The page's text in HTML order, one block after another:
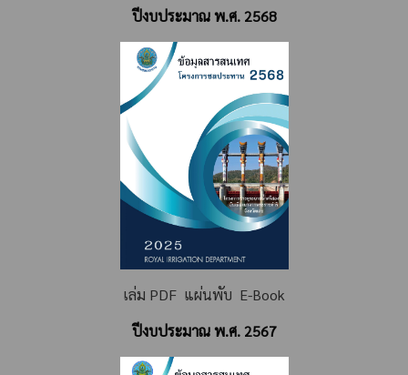
ปีงบประมาณ พ.ศ. 2568
เล่ม PDF แผ่นพับ E-Book
ปีงบประมาณ พ.ศ. 2567